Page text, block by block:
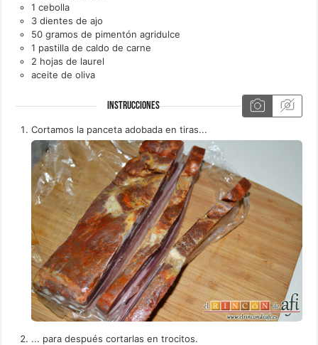
1 cebolla
3 dientes de ajo
50 gramos de pimentón agridulce
1 pastilla de caldo de carne
2 hojas de laurel
aceite de oliva
INSTRUCCIONES
Cortamos la panceta adobada en tiras...
... para después cortarlas en trocitos.